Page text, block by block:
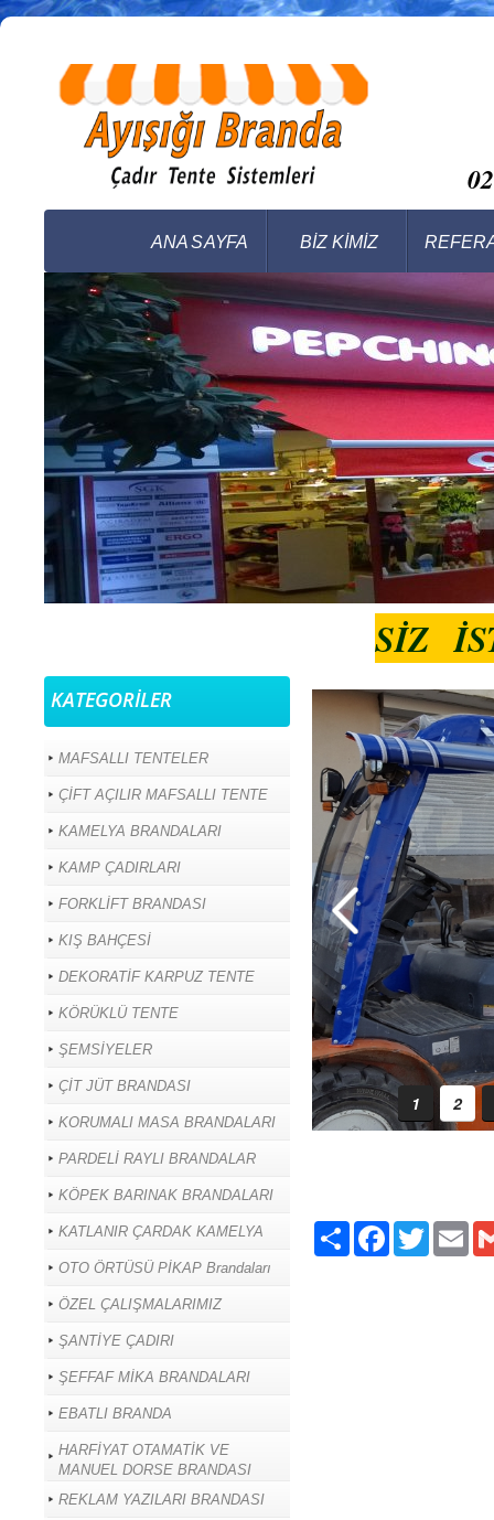
ANA SAYFA BİZ KİMİZ
SİZ
KATEGORİLER
MAFSALLI TENTELER
ÇİFT AÇILIR MAFSALLI TENTE
KAMELYA BRANDALARI
KAMP ÇADIRLARI
FORKLİFT BRANDASI
KIŞ BAHÇESİ
DEKORATİF KARPUZ TENTE
KÖRÜKLÜ TENTE
ŞEMSİYELER
ÇİT JÜT BRANDASI
KORUMALI MASA BRANDALARI
PARDELİ RAYLI BRANDALAR
KÖPEK BARINAK BRANDALARI
KATLANIR ÇARDAK KAMELYA
OTO ÖRTÜSÜ PİKAP Brandaları
ÖZEL ÇALIŞMALARIMIZ
ŞANTİYE ÇADIRI
ŞEFFAF MİKA BRANDALARI
EBATLI BRANDA
HARFİYAT OTAMATİK VE
MANUEL DORSE BRANDASI
REKLAM YAZILARI BRANDASI
1 2
Paylaş FacebookTwitter